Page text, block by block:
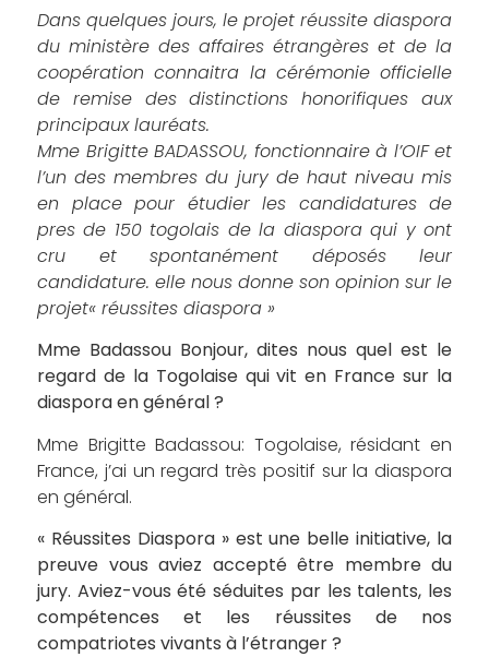
Dans quelques jours, le projet réussite diaspora
du ministère des affaires étrangères et de la
coopération connaitra la cérémonie officielle
de remise des distinctions honorifiques aux
principaux lauréats.
Mme Brigitte BADASSOU, fonctionnaire à l’OIF et
l’un des membres du jury de haut niveau mis
en place pour étudier les candidatures de
pres de 150 togolais de la diaspora qui y ont
cru et spontanément déposés leur
candidature. elle nous donne son opinion sur le
projet« réussites diaspora »
Mme Badassou Bonjour, dites nous quel est le
regard de la Togolaise qui vit en France sur la
diaspora en général ?
Mme Brigitte Badassou: Togolaise, résidant en
France, j’ai un regard très positif sur la diaspora
en général.
« Réussites Diaspora » est une belle initiative, la
preuve vous aviez accepté être membre du
jury. Aviez-vous été séduites par les talents, les
compétences et les réussites de nos
compatriotes vivants à l’étranger ?